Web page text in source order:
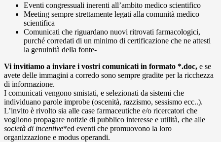
Eventi congressuali inerenti all’ambito medico scientifico
Meeting sempre strettamente legati alla comunità medico
scientifica
Comunicati che riguardano nuovi ritrovati farmacologici,
purché corredati di un minimo di certificazione che ne attesti
la genuinità della fonte-
Vi invitiamo a inviare i vostri comunicati in formato *.doc, e se
avete delle immagini a corredo sono sempre gradite per la ricchezza
di informazione.
I comunicati vengono smistati, e selezionati da sistemi che
individuano parole improbe (oscenità, razzismo, sessismo ecc..).
L’invito è rivolto sia alle case farmaceutiche e/o ricercatori che
vogliono propagare notizie di pubblico interesse e utilità, che alle
società di incentive*ed eventi che promuovono la loro
organizzazione e modus operandi.